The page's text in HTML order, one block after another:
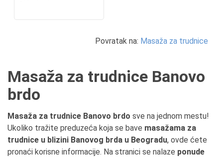
Povratak na: Masaža za trudnice
Masaža za trudnice Banovo
brdo
Masaža za trudnice Banovo brdo sve na jednom mestu!
Ukoliko tražite preduzeća koja se bave masažama za
trudnice u blizini Banovog brda u Beogradu, ovde ćete
pronaći korisne informacije. Na stranici se nalaze ponude